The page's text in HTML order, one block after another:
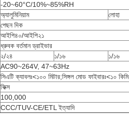
-20~60°C/10%~85%RH
অ্যালুমিনিয়াম
লোহা
পেছন দিক
আইপি৪০/আইপি২১
ধ্রুবক বর্তমান ড্রাইভার
২/২৪ ১/১৬ ১/১৬
AC90~264V, 47~63Hz
সিএটি ক্যাবলঃ<১০০ মিটার;সিঙ্গল মোড ফাইবারঃ<১০ কিমি
ফিক্স
100,000
CCC/TUV-CE/ETL ইত্যাদি